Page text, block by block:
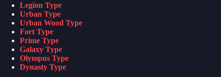
Legion Type
Urban Type
Urban Wood Type
Fort Type
Prime Type
Galaxy Type
Olympus Type
Dynasty Type